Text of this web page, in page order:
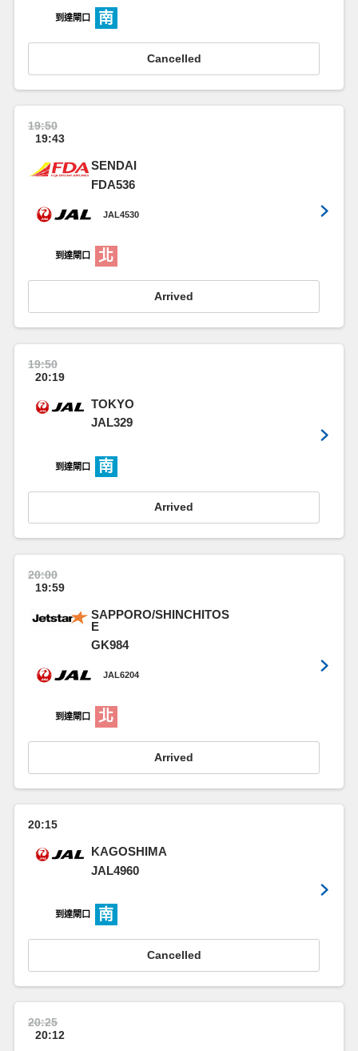
到達閘口 南
Cancelled
19:50
19:43
SENDAI
FDA536
JAL4530
到達閘口 北
Arrived
19:50
20:19
TOKYO
JAL329
到達閘口 南
Arrived
20:00
19:59
SAPPORO/SHINCHITOS
E
GK984
JAL6204
到達閘口 北
Arrived
20:15
KAGOSHIMA
JAL4960
到達閘口 南
Cancelled
20:25
20:12